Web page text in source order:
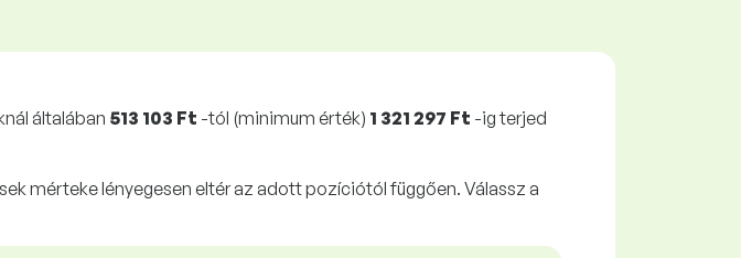
általában 513 103 Ft -tól (minimum érték) 1 321 297 Ft -ig terjed
mérteke lényegesen eltér az adott pozíciótól függően. Válassz a